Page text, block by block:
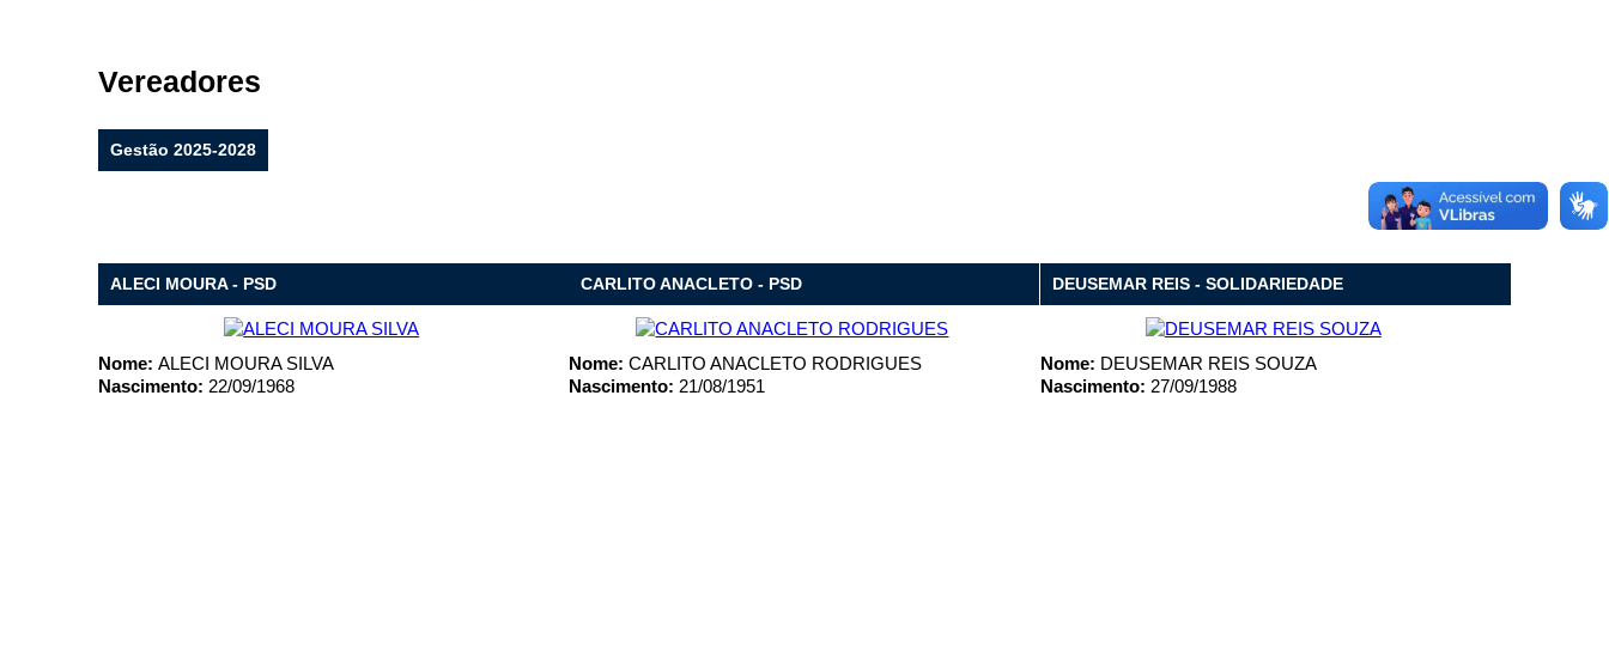
Filtrar por todos
Acesso à Informação
Secretarias
Servidor
Videos
Áudios
Vereadores
Gestão 2025-2028
ALECI MOURA - PSD
Nome: ALECI MOURA SILVA
Nascimento: 22/09/1968
CARLITO ANACLETO - PSD
Nome:CARLITO ANACLETO RODRIGUES
Nascimento: 21/08/1951
DEUSEMAR REIS - SOLIDARIEDADE
Nome: DEUSEMAR REIS SOUZA
Nascimento: 27/09/1988